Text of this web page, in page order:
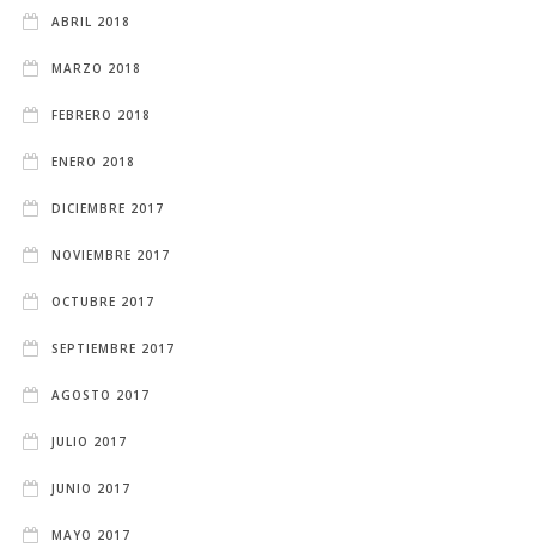
ABRIL 2018
MARZO 2018
FEBRERO 2018
ENERO 2018
DICIEMBRE 2017
NOVIEMBRE 2017
OCTUBRE 2017
SEPTIEMBRE 2017
AGOSTO 2017
JULIO 2017
JUNIO 2017
MAYO 2017